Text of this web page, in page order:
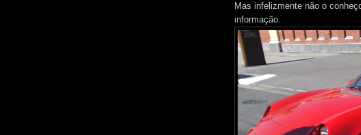
Mas infelizmente não o
informação.